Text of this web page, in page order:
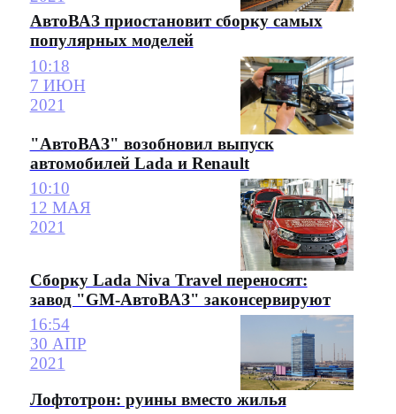
АвтоВАЗ приостановит сборку самых
популярных моделей
10:18
7 ИЮН
2021
"АвтоВАЗ" возобновил выпуск
автомобилей Lada и Renault
10:10
12 МАЯ
2021
Сборку Lada Niva Travel переносят:
завод "GM-АвтоВАЗ" законсервируют
16:54
30 АПР
2021
Лофтотрон: руины вместо жилья